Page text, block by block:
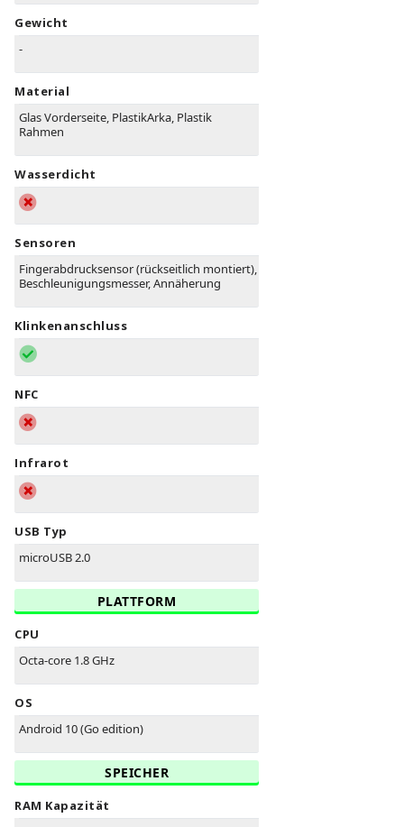
Gewicht
-
Material
Glas Vorderseite, PlastikArka, Plastik
Rahmen
Wasserdicht
Sensoren
Fingerabdrucksensor (rückseitlich montiert),
Beschleunigungsmesser, Annäherung
Klinkenanschluss
NFC
Infrarot
USB Typ
microUSB 2.0
PLATTFORM
CPU
Octa-core 1.8 GHz
OS
Android 10 (Go edition)
SPEICHER
RAM Kapazität